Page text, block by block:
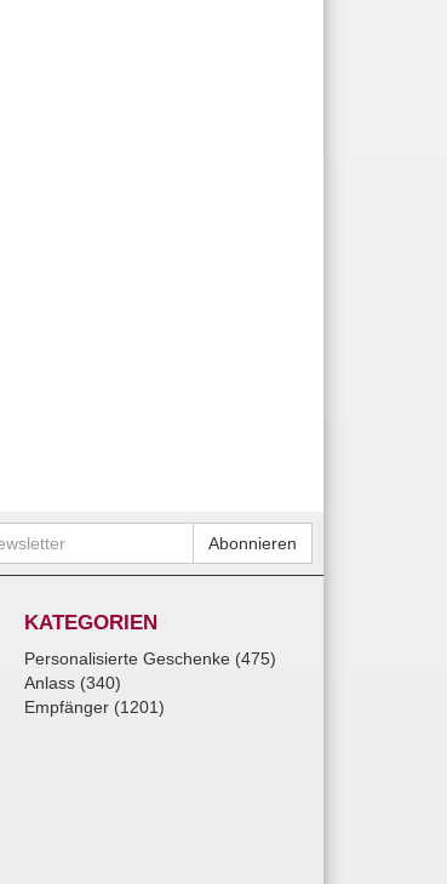
Abonnieren
KATEGORIEN
Personalisierte Geschenke (475)
Anlass (340)
Empfänger (1201)